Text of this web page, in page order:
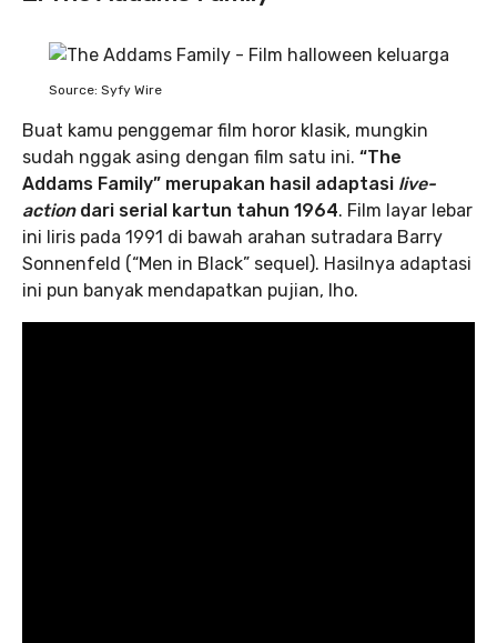
Source: Syfy Wire
Buat kamu penggemar film horor klasik, mungkin
sudah nggak asing dengan film satu ini. “The
Addams Family” merupakan hasil adaptasi live-
actiondari serial kartun tahun 1964. Film layar lebar
ini liris pada 1991 di bawah arahan sutradara Barry
Sonnenfeld (“Men in Black” sequel). Hasilnya adaptasi
ini pun banyak mendapatkan pujian, lho.